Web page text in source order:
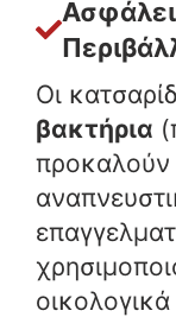
Οι
βακτήρια
προκαλούν